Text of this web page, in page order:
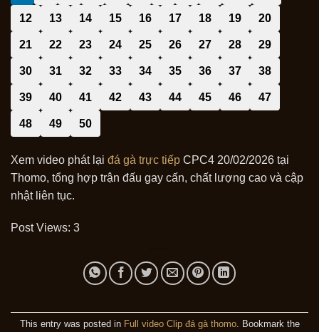
12 13 14 15 16 17 18 19 20
21 22 23 24 25 26 27 28 29
30 31 32 33 34 35 36 37 38
39 40 41 42 43 44 45 46 47
48 49 50
Xem video phát lại đá gà trực tiếp CPC4 20/02/2026 tại
Thomo, tổng hợp trận đấu gay cấn, chất lượng cao và cập
nhật liên tục.
Post Views: 3
This entry was posted in Full video Clip đá gà thomo. Bookmark the